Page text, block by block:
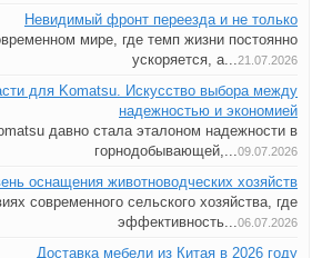
Невидимый фронт переезда и не только
мире, где темп жизни постоянно
ускоряется, а...21.07.2026
для Komatsu. Искусство выбора между
надежностью и экономией
давно стала эталоном надежности в
горнодобывающей,...09.07.2026
оснащения животноводческих хозяйств
современного сельского хозяйства, где
эффективность...06.07.2026
Доставка мебели из Китая в 2026 году